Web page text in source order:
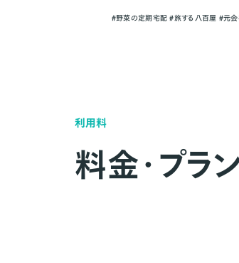
＃野菜の定期宅配 ＃旅する八百屋 ＃元
利用料
料金・プラ